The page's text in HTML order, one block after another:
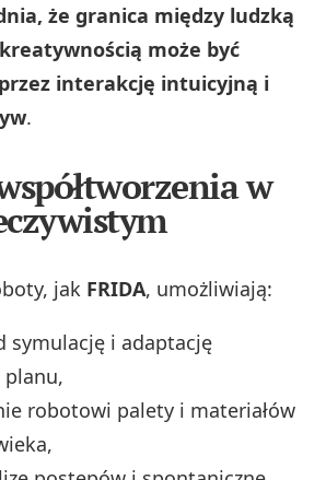
że granica między ludzką
może być
interakcję intuicyjną i
.
w
jak FRIDA, umożliwiają:
symulację i adaptację
robotowi palety i materiałów